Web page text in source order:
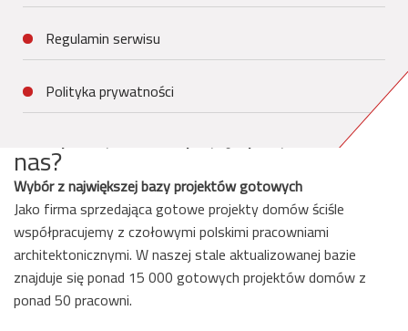
Regulamin serwisu
Polityka prywatności
Co zyskujesz, kupując projekt u
nas?
Wybór z największej bazy projektów gotowych
Jako firma sprzedająca gotowe projekty domów ściśle
współpracujemy z czołowymi polskimi pracowniami
architektonicznymi. W naszej stale aktualizowanej bazie
znajduje się ponad 15 000 gotowych projektów domów z
ponad 50 pracowni.